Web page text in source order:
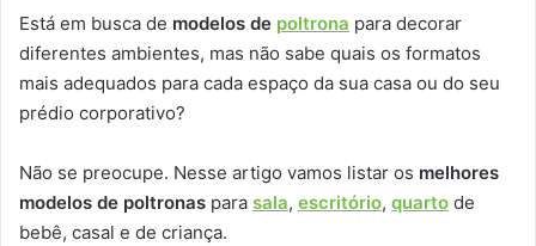
Está em busca de modelos de poltrona para decorar
diferentes ambientes, mas não sabe quais os formatos
mais adequados para cada espaço da sua casa ou do seu
prédio corporativo?
Não se preocupe. Nesse artigo vamos listar os melhores
modelos de poltronas para sala, escritório, quarto de
bebê, casal e de criança.